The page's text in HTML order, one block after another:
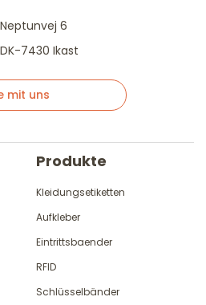
Neptunvej 6
DK-7430 Ikast
uns
Produkte
Kleidungsetiketten
Aufkleber
Eintrittsbaender
RFID
Schlüsselbänder